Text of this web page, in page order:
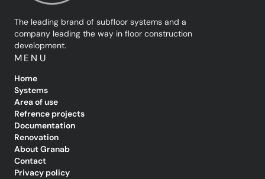
The leading brand of subfloor systems and a
company leading the way in floor construction
development.
MENU
Home
Systems
Area of use
Refrence projects
Documentation
Renovation
About Granab
Contact
Privacy policy